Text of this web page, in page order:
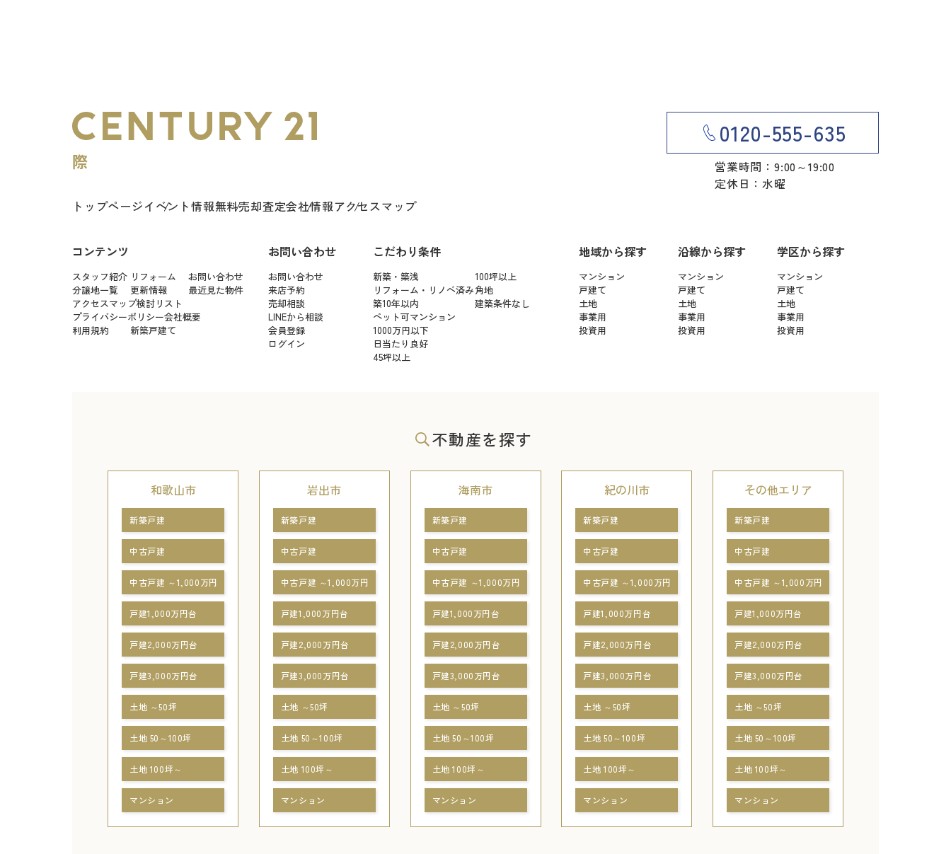
トップページイベント情報無料売却査定会社情報アクセスマップ
0120-555-635
営業時間：9:00～19:00
定休日：水曜
コンテンツ
スタッフ紹介 リフォーム
お問い合わせ
分譲地一覧
更新情報
最近見た物件
アクセスマップ検討リスト
プライバシーポリシー会社概要
利用規約
新築戸建て
お問い合わせ
お問い合わせ
来店予約
売却相談
LINEから相談
会員登録
ログイン
こだわり条件
新築・築浅
100坪以上
リフォーム・リノベ済み角地
築10年以内
建築条件なし
ペット可マンション
1000万円以下
日当たり良好
45坪以上
地域から探す
マンション
戸建て
土地
事業用
投資用
沿線から探す
マンション
戸建て
土地
事業用
投資用
学区から探す
マンション
戸建て
土地
事業用
投資用
不動産を探す
和歌山市
新築戸建
中古戸建
中古戸建 ～1,000万円
戸建1,000万円台
戸建2,000万円台
戸建3,000万円台
土地 ～50坪
土地 50～100坪
土地 100坪～
マンション
岩出市
新築戸建
中古戸建
中古戸建 ～1,000万円
戸建1,000万円台
戸建2,000万円台
戸建3,000万円台
土地 ～50坪
土地 50～100坪
土地 100坪～
マンション
海南市
新築戸建
中古戸建
中古戸建 ～1,000万円
戸建1,000万円台
戸建2,000万円台
戸建3,000万円台
土地 ～50坪
土地 50～100坪
土地 100坪～
マンション
紀の川市
新築戸建
中古戸建
中古戸建 ～1,000万円
戸建1,000万円台
戸建2,000万円台
戸建3,000万円台
土地 ～50坪
土地 50～100坪
土地 100坪～
マンション
その他エリア
新築戸建
中古戸建
中古戸建 ～1,000万円
戸建1,000万円台
戸建2,000万円台
戸建3,000万円台
土地 ～50坪
土地 50～100坪
土地 100坪～
マンション